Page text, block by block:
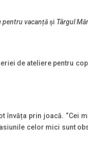
pentru vacanțăși Târgul
de ateliere pentru
învăța prin joacă. “Cei
celor mici sunt